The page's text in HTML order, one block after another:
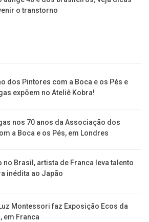
o transtorno
dos Pintores com a Boca e os Pés e
expõem no Ateliê Kobra!
nos 70 anos da Associação dos
a Boca e os Pés, em Londres
no Brasil, artista de Franca leva talento
inédita ao Japão
Montessori faz Exposição Ecos da
em Franca